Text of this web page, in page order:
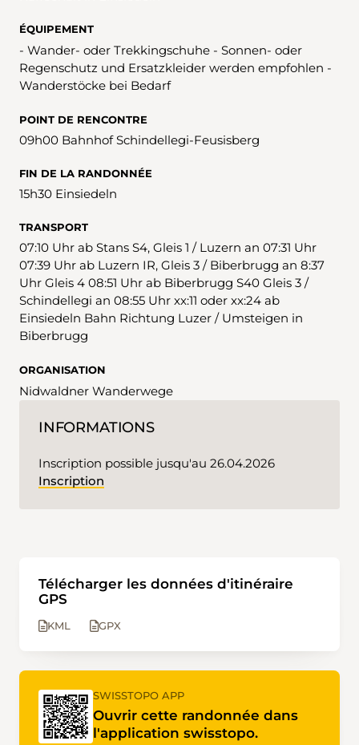
ÉQUIPEMENT
- Wander- oder Trekkingschuhe - Sonnen- oder
Regenschutz und Ersatzkleider werden empfohlen -
Wanderstöcke bei Bedarf
POINT DE RENCONTRE
09h00 Bahnhof Schindellegi-Feusisberg
FIN DE LA RANDONNÉE
15h30 Einsiedeln
TRANSPORT
07:10 Uhr ab Stans S4, Gleis 1 / Luzern an 07:31 Uhr
07:39 Uhr ab Luzern IR, Gleis 3 / Biberbrugg an 8:37
Uhr Gleis 4 08:51 Uhr ab Biberbrugg S40 Gleis 3 /
Schindellegi an 08:55 Uhr xx:11 oder xx:24 ab
Einsiedeln Bahn Richtung Luzer / Umsteigen in
Biberbrugg
ORGANISATION
Nidwaldner Wanderwege
INFORMATIONS
Inscription possible jusqu'au 26.04.2026
Inscription
Télécharger les données d'itinéraire
GPS
KML GPX
SWISSTOPO APP
Ouvrir cette randonnée dans
l'application swisstopo.